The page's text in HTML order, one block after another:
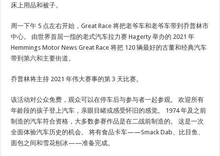
床上用品和被子。
周一下午 5 点左右开始，Great Race 将把老爷车和老爷车带到乔普林市
中心。 由世界首屈一指的老式汽车拉力赛 Hagerty 举办的 2021 年
Hemmings Motor News Great Race 将把 120 辆最好的古董和经典汽车
带到第六和主要街道。
乔普林将主持 2021 年伟大赛事的第 3 天比赛。
该活动对公众免费，观众可以在停车后与参与者一起参观。 欢迎所有
年龄段的孩子登上汽车，亲眼目睹或感受怀旧的感觉。 1974 年及之前
制造的汽车符合资格，大多数参赛作品是在二战前制造的。 这是一次
全面体验汽车历史的机会。 将有食品卡车——Smack Dab、比目鱼、
面包之间和雪花刨冰——准备完成。